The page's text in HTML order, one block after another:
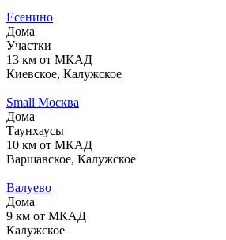
Есенино
Дома
Участки
13 км от МКАД
Киевское, Калужское
Small Москва
Дома
Таунхаусы
10 км от МКАД
Варшавское, Калужское
Валуево
Дома
9 км от МКАД
Калужское